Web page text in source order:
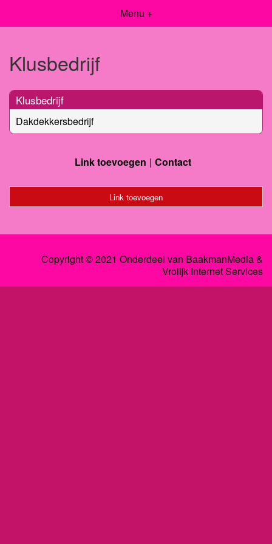
Menu +
Klusbedrijf
Klusbedrijf
Dakdekkersbedrijf
Link toevoegen Contact
Link toevoegen
Copyright © 2021 Onderdeel van BaakmanMedia&
Vrolijk Internet Services